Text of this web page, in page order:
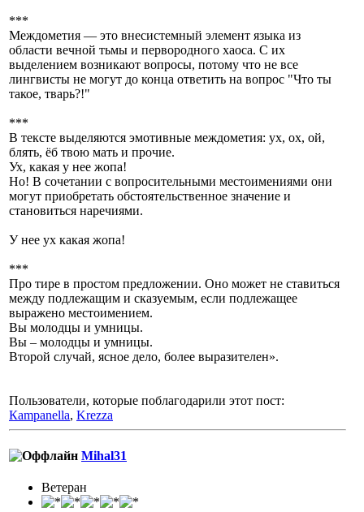
***
Междометия — это внесистемный элемент языка из
области вечной тьмы и первородного хаоса. С их
выделением возникают вопросы, потому что не все
лингвисты не могут до конца ответить на вопрос "Что ты
такое, тварь?!"
***
В тексте выделяются эмотивные междометия: ух, ох, ой,
блять, ёб твою мать и прочие.
Ух, какая у нее жопа!
Но! В сочетании с вопросительными местоимениями они
могут приобретать обстоятельственное значение и
становиться наречиями.
У нее ух какая жопа!
***
Про тире в простом предложении. Оно может не ставиться
между подлежащим и сказуемым, если подлежащее
выражено местоимением.
Вы молодцы и умницы.
Вы – молодцы и умницы.
Второй случай, ясное дело, более выразителен».
Пользователи, которые поблагодарили этот пост:
Кampanella, Krezza
Mihal31
Ветеран